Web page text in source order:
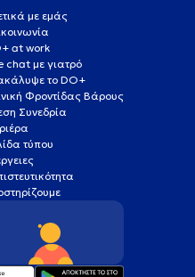
με εμάς
at work
chat με γιατρό
το DO+
Φροντίδας Βάρους
Συνεδρία
τύπου